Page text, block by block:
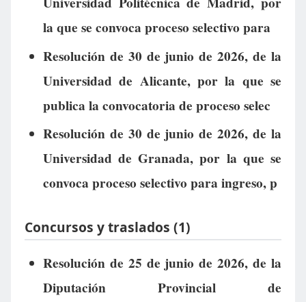
la que se convoca proceso selectivo para
Resolución de 30 de junio de 2026, de la
Universidad de Alicante, por la que se
publica la convocatoria de proceso selec
Resolución de 30 de junio de 2026, de la
Universidad de Granada, por la que se
convoca proceso selectivo para ingreso, p
Concursos y traslados (1)
Resolución de 25 de junio de 2026, de la
Diputación Provincial de